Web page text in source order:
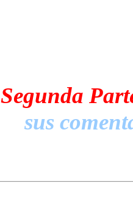
Segunda
sus